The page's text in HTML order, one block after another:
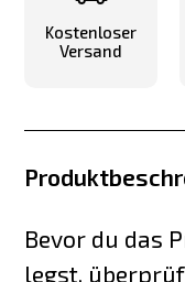
Kostenloser
Versand
Bevor du das
legst,